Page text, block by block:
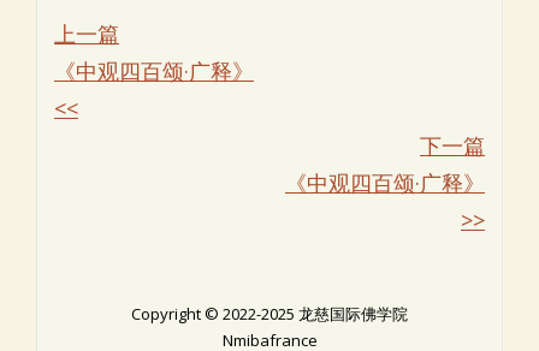
上一篇
《中观四百颂·广释》
<<
下一篇
《中观四百颂·广释》
>>
Copyright © 2022-2025 龙慈国际佛学院
Nmibafrance